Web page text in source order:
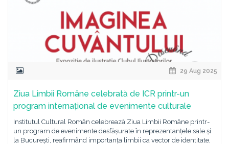
29 Aug 2025
Ziua Limbii Române celebrată de ICR printr-un
program internațional de evenimente culturale
Institutul Cultural Român celebrează Ziua Limbii Române printr-
un program de evenimente desfășurate în reprezentanțele sale și
la București, reafirmând importanța limbii ca vector de identitate,